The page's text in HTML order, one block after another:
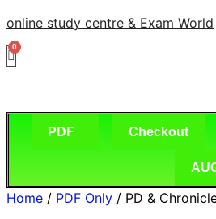
Skip
to
content
online study centre & Exam World
PDF Checkout
Home / PDF Only / PD &